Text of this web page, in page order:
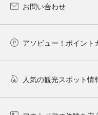
お問い合わせ
アソビュー！ポイント
人気の観光スポット情